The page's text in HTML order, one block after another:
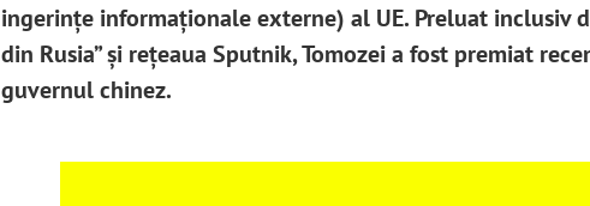
ingerințe informaționale externe) al UE. Preluat inclusiv
din Rusia” și rețeaua Sputnik, Tomozei a fost premiat
guvernul chinez.